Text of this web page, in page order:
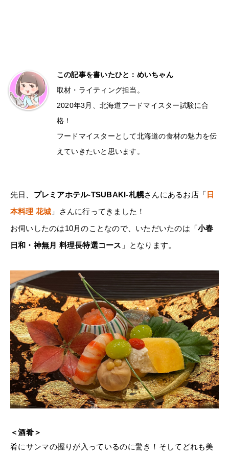
この記事を書いたひと：めいちゃん
取材・ライティング担当。
2020年3月、北海道フードマイスター試験に合
格！
フードマイスターとして北海道の食材の魅力を伝
えていきたいと思います。
先日、 プレミアホテル-TSUBAKI-札幌さんにあるお店「 日
本料理 花城 」さんに行ってきました！
お伺いしたのは10月のことなので、いただいたのは「小春
日和・神無月 料理長特選コース 」となります。
＜酒肴＞
肴にサンマの握りが入っているのに驚き！そしてどれも美